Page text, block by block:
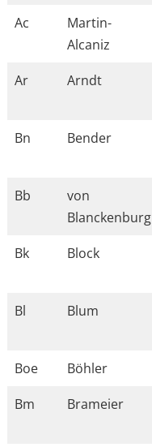
Ac
Martin-
Alcaniz
Ar Arndt
Bn
Bender
Bb
von
Blanckenburg
Bk
Block
Bl
Blum
Boe
Böhler
Bm
Brameier